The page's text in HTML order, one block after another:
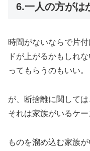
6.一人の方がは
時間がないならで片
ドが上がるかもしれ
ってもらうのもいい。
が、断捨離に関して
それは家族がいるケー
ものを溜め込む家族